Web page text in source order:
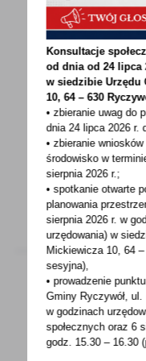
29 - 06 - 2023
Informacja
przekazana
Poznaniu
Badanie
statystyki
czerwca do 14
29 - 06 - 2023
Potwierdzony
gospodarstwie
Konsultacje
od dnia od 24 lipca
w siedzibie Urzędu
10, 64 – 630
• zbieranie uwag do
dnia 24 lipca 2026 r.
• zbieranie
środowisko w
sierpnia 2026 r.;
• spotkanie otwarte
planowania
sierpnia 2026 r.w
urzędowania) w
Mickiewicza 10, 64
sesyjna),
• prowadzenie
Gminy Ryczywół,
w godzinach
społecznych oraz 6
godz. 15.30 – 16.30